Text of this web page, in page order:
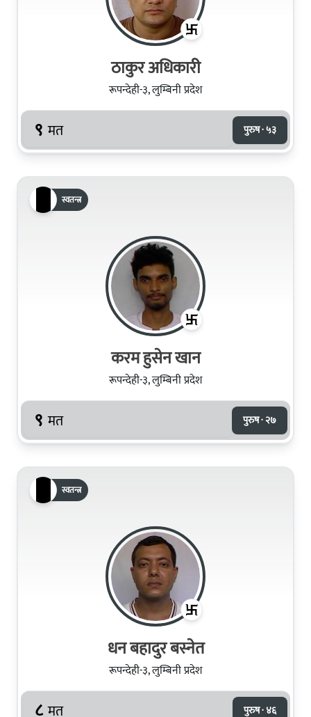
ठाकुर अधिकारी
रूपन्देही-३, लुम्बिनी प्रदेश
९ मत पुरुष · ५३
स्वतन्त्र
करम हुसेन खान
रूपन्देही-३, लुम्बिनी प्रदेश
९ मत पुरुष · २७
स्वतन्त्र
धन बहादुर बस्नेत
रूपन्देही-३, लुम्बिनी प्रदेश
८ मत पुरुष · ४६